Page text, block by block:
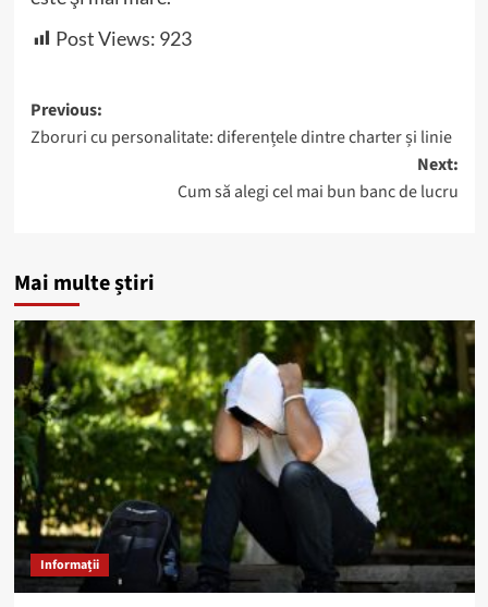
Post Views: 923
Post
navigation
Previous:
Zboruri cu personalitate: diferențele dintre charter și linie
Next:
Cum să alegi cel mai bun banc de lucru
Mai multe știri
Informații